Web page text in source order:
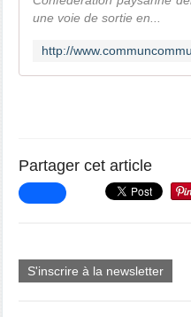
une voie de sortie en...
Partager cet article
S'inscrire à la newsletter